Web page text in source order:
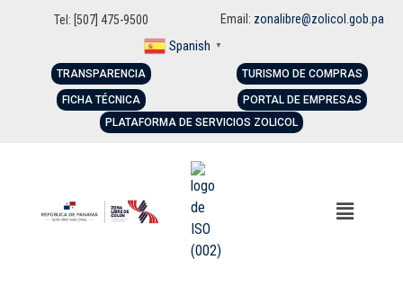
Tel: [507] 475-9500 Email: zonalibre@zolicol.gob.pa
Spanish ▼
TRANSPARENCIA
FICHA TÉCNICA
TURISMO DE COMPRAS
PORTAL DE EMPRESAS
PLATAFORMA DE SERVICIOS ZOLICOL